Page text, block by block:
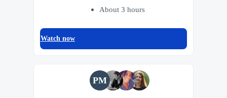
About 3 hours
Watch now
PM